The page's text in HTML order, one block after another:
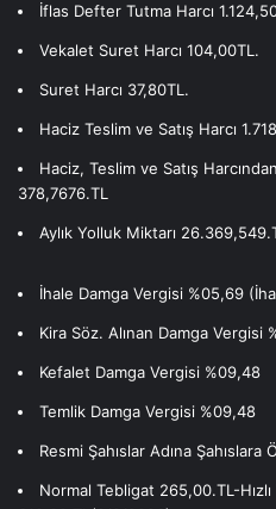
İflas Defter Tutma Harcı
Vekalet Suret Harcı 104,00TL.
Suret Harcı 37,80TL.
Haciz Teslim ve Satış Harcı
Haciz, Teslim ve Satış
378,7676.TL
Aylık Yolluk Miktarı
İhale Damga Vergisi %05,69
Kira Söz. Alınan Damga Vergisi
Kefalet Damga Vergisi %09,48
Temlik Damga Vergisi %09,48
Resmi Şahıslar Adına Şahıslara
Normal Tebligat 265,00.TL-